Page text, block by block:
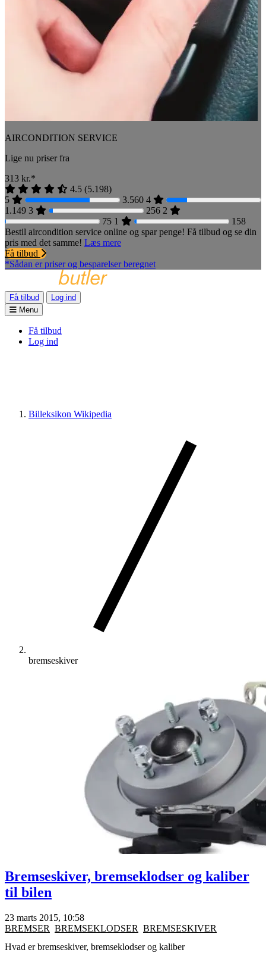
AIRCONDITION SERVICE
Lige nu priser fra
313 kr.*
4.5 (5.198)
5
3.560 4
1.149 3 256 2
75 1
158
Bestil aircondition service online og spar penge! Få tilbud og se din
pris med det samme! Læs mere
Få tilbud
*Sådan er priser og besparelser beregnet
Få tilbud
Log ind
Menu
Få tilbud
Log ind
Billeksikon Wikipedia
bremseskiver
Bremseskiver, bremseklodser og kaliber
til bilen
23 marts 2015, 10:58
BREMSER BREMSEKLODSER BREMSESKIVER
Hvad er bremseskiver, bremseklodser og kaliber